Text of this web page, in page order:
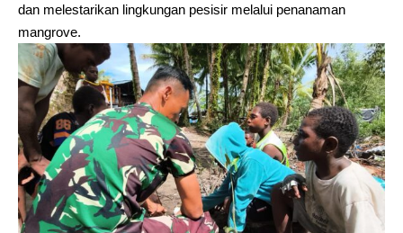
dan melestarikan lingkungan pesisir melalui penanaman
mangrove.